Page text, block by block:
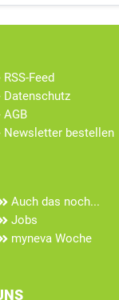
RSS-Feed
Datenschutz
AGB
Newsletter bestellen
Auch das noch...
Jobs
myneva Woche